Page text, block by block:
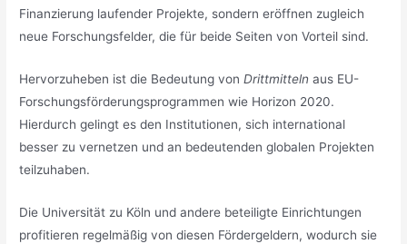
Finanzierung laufender Projekte, sondern eröffnen zugleich
neue Forschungsfelder, die für beide Seiten von Vorteil sind.
Hervorzuheben ist die Bedeutung vonDrittmitteln aus EU-
Forschungsförderungsprogrammen wie Horizon 2020.
Hierdurch gelingt es den Institutionen, sich international
besser zu vernetzen und an bedeutenden globalen Projekten
teilzuhaben.
Die Universität zu Köln und andere beteiligte Einrichtungen
profitieren regelmäßig von diesen Fördergeldern, wodurch sie